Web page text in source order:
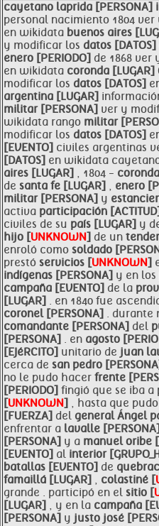
cayetano laprida [PERSONA]
personal nacimiento 1804
en wikidata buenos aires
y modificar los datos [DATOS]
enero [PERIODO] de 1868 ver
en wikidata coronda [LUGAR]
modificar los datos [DATOS]
argentina [LUGAR]
militar [PERSONA] ver y
wikidata rango militar
modificar los datos [DATOS]
[EVENTO] civiles argentinas
[DATOS] en wikidata
aires [LUGAR] , 1804 -
de santa fe [LUGAR] , enero
militar [PERSONA] y
activa participación [ACTITUD]
civiles de su país [LUGAR] y
hijo [UNKNOWN] de un
enroló como soldado
prestó servicios [UNKNOWN]
indígenas [PERSONA] y en los
campaña [EVENTO] de la
[LUGAR] . en 1840 fue
coronel [PERSONA] . durante
comandante [PERSONA] del
[PERSONA] . en agosto
[EJéRCITO] unitario de juan
cerca de san pedro
no le pudo hacer frente
[PERIODO] fingió que se iba a
[UNKNOWN] , hasta que
[FUERZA] del general Ángel
enfrentar a lavalle [PERSONA]
[PERSONA] y a manuel oribe
[EVENTO] al interior
batallas [EVENTO] de
famaillá [LUGAR] , colastiné [
grande . participó en el sitio [
[LUGAR] , y en la campaña
[PERSONA] y justo josé